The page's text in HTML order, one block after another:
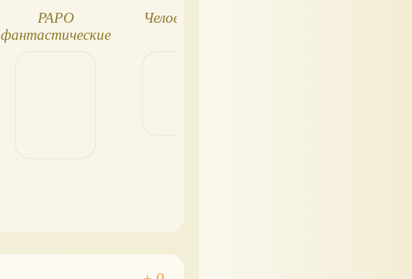
PAPO
фантастические
Человек-носорог